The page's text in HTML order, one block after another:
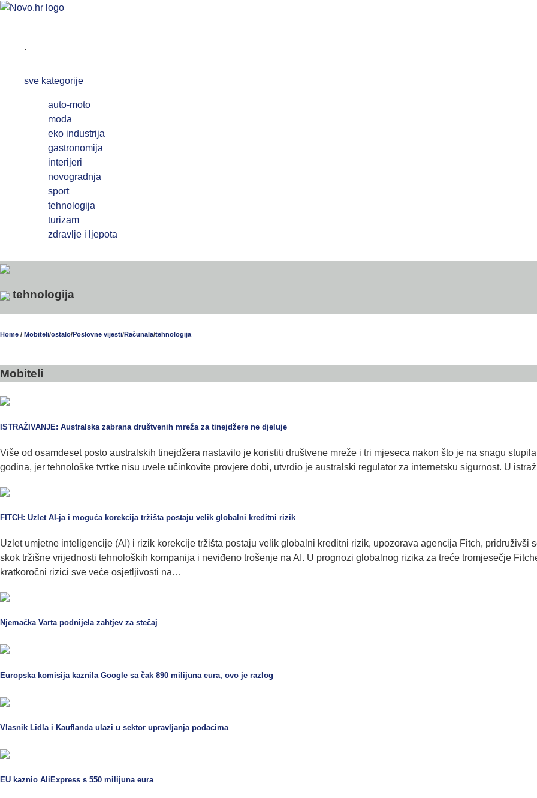
.
sve kategorije
auto-moto
moda
eko industrija
gastronomija
interijeri
novogradnja
sport
tehnologija
turizam
zdravlje i ljepota
tehnologija
Home / Mobiteli/ostalo/Poslovne vijesti/Računala/tehnologija
Mobiteli
ISTRAŽIVANJE: Australska zabrana društvenih mreža za tinejdžere ne djeluje
Više od osamdeset posto australskih tinejdžera nastavilo je koristiti društvene mreže i tri mjeseca nakon što je na snagu
godina, jer tehnološke tvrtke nisu uvele učinkovite provjere dobi, utvrdio je australski regulator za internetsku sigurnost. U
FITCH: Uzlet AI-ja i moguća korekcija tržišta postaju velik globalni kreditni rizik
Uzlet umjetne inteligencije (AI) i rizik korekcije tržišta postaju velik globalni kreditni rizik, upozorava agencija Fitch, pridruživši
skok tržišne vrijednosti tehnoloških kompanija i neviđeno trošenje na AI. U prognozi globalnog rizika za treće tromjesečje
kratkoročni rizici sve veće osjetljivosti na…
Njemačka Varta podnijela zahtjev za stečaj
Europska komisija kaznila Google sa čak 890 milijuna eura, ovo je razlog
Vlasnik Lidla i Kauflanda ulazi u sektor upravljanja podacima
EU kaznio AliExpress s 550 milijuna eura